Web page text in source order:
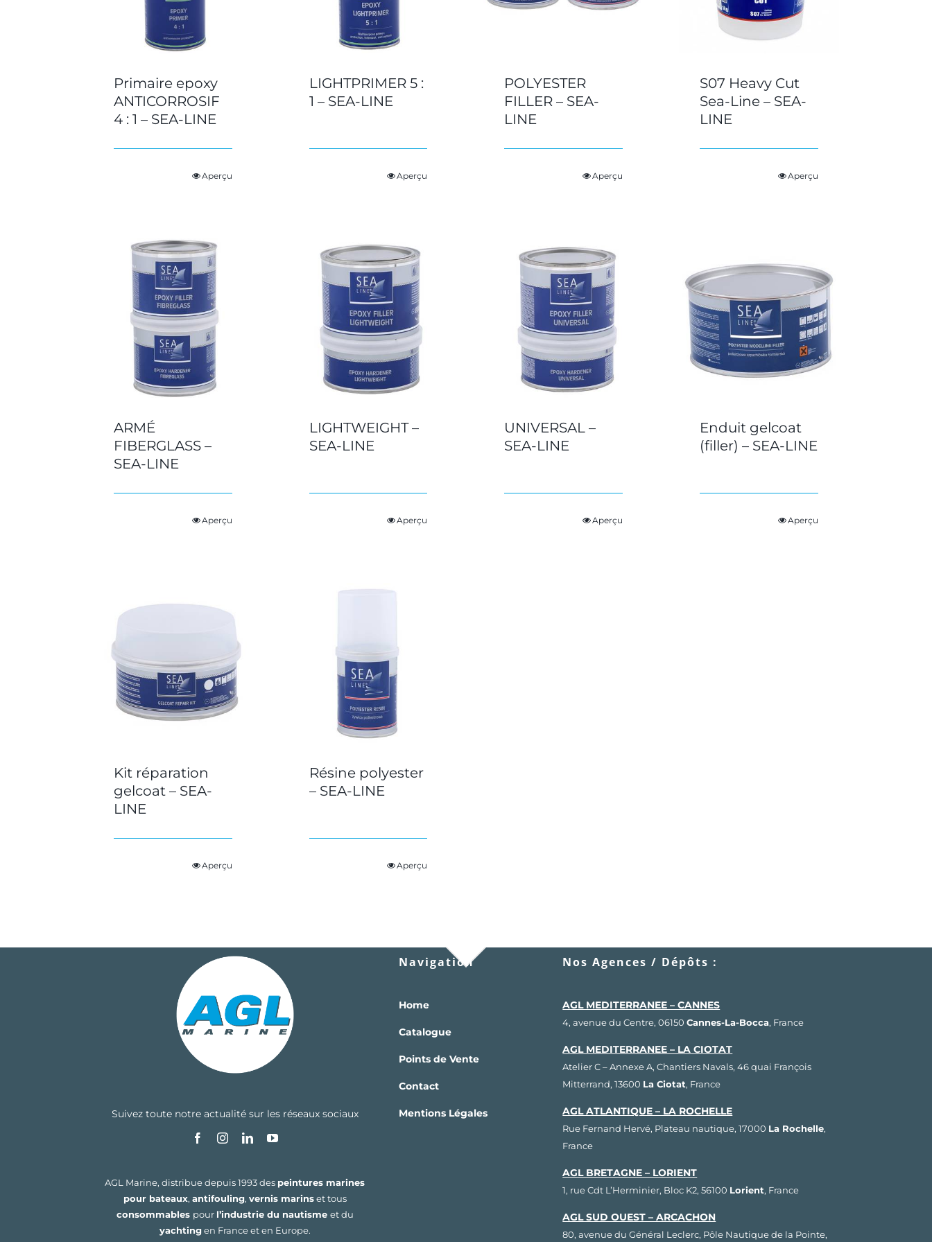
Primaire epoxy
ANTICORROSIF
4 : 1 – SEA-LINE
Aperçu
LIGHTPRIMER 5 :
1 – SEA-LINE
Aperçu
POLYESTER
FILLER – SEA-
LINE
Aperçu
S07 Heavy Cut
Sea-Line – SEA-
LINE
Aperçu
ARMÉ
FIBERGLASS –
SEA-LINE
Aperçu
LIGHTWEIGHT –
SEA-LINE
Aperçu
UNIVERSAL –
SEA-LINE
Aperçu
Enduit gelcoat
(filler) – SEA-LINE
Aperçu
Kit réparation
gelcoat – SEA-
LINE
Aperçu
Résine polyester
– SEA-LINE
Aperçu
Suivez toute notre actualité sur les réseaux sociaux
AGL Marine, distribue depuis 1993 des peintures marines
pour bateaux, antifouling, vernis marinset tous
consommables pour l’industrie du nautisme et du
yachtingen France et en Europe.
Navigation
Home
Catalogue
Points de Vente
Contact
Mentions Légales
Nos Agences / Dépôts :
AGL MEDITERRANEE – CANNES
4, avenue du Centre, 06150Cannes-La-Bocca, France
AGL MEDITERRANEE – LA CIOTAT
Atelier C – Annexe A, Chantiers Navals, 46 quai François
Mitterrand, 13600 La Ciotat, France
AGL ATLANTIQUE – LA ROCHELLE
Rue Fernand Hervé, Plateau nautique, 17000 La Rochelle,
France
AGL BRETAGNE – LORIENT
1, rue Cdt L’Herminier, Bloc K2, 56100 Lorient, France
AGL SUD OUEST – ARCACHON
80, avenue du Général Leclerc, Pôle Nautique de la Pointe,